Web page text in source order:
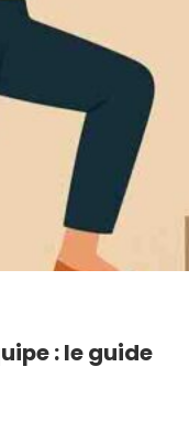
: le guide